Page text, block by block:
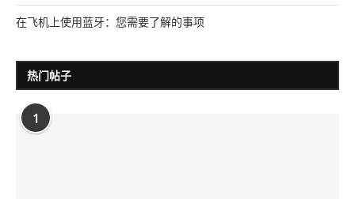
在飞机上使用蓝牙：您需要了解的事项
热门帖子
1